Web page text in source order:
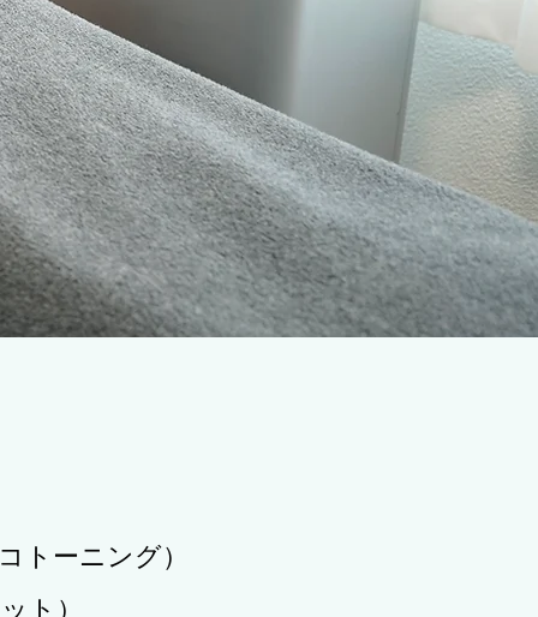
トーニング）
ト）